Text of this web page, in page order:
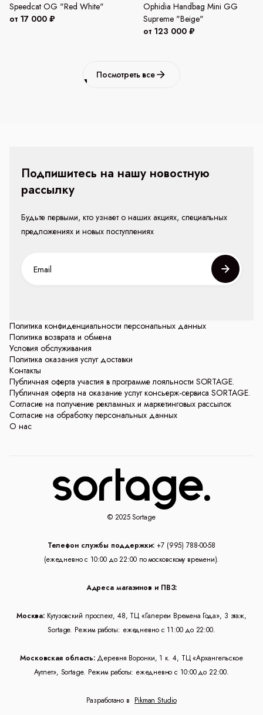
Speedcat OG "Red White"
от 17 000 ₽
Ophidia Handbag Mini GG
Supreme "Beige"
от 123 000 ₽
Посмотреть все
Политика конфиденциальности персональных данных
Политика возврата и обмена
Условия обслуживания
Политика оказания услуг доставки
Контакты
Публичная оферта участия в программе лояльности SORTAGE.
Публичная оферта на оказание услуг консьерж-сервиса SORTAGE.
Согласие на получение рекламных и маркетинговых рассылок
Согласие на обработку персональных данных
О нас
Подпишитесь на нашу новостную
рассылку
Будьте первыми, кто узнает о наших акциях, специальных
предложениях и новых поступлениях
© 2025 Sortage
Телефон службы поддержки: +7 (995) 788-00-58
(ежедневно с 10:00 до 22:00 по московскому времени).
Адреса магазинов и ПВЗ:
Москва: Кутузовский проспект, 48, ТЦ «Галереи Времена Года», 3 этаж,
Sortage. Режим работы: ежедневно с 11:00 до 22:00.
Московская область: Деревня Воронки, 1 к. 4, ТЦ «Архангельское
Аутлет», Sortage. Режим работы: ежедневно с 10:00 до 22:00.
Разработано в Pikman Studio